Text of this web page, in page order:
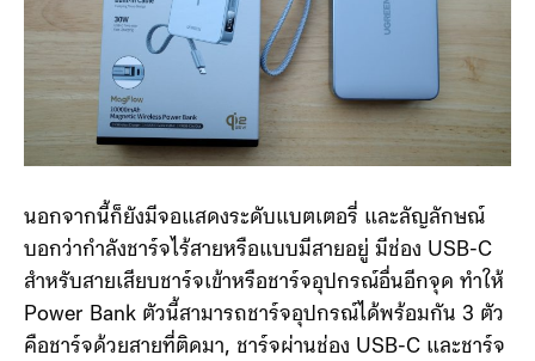
นอกจากนี้ก็ยังมีจอแสดงระดับแบตเตอรี่ และลัญลักษณ์
บอกว่ากำลังชาร์จไร้สายหรือแบบมีสายอยู่ มีช่อง USB-C
สำหรับสายเสียบชาร์จเข้าหรือชาร์จอุปกรณ์อื่นอีกจุด ทำให้
Power Bank ตัวนี้สามารถชาร์จอุปกรณ์ได้พร้อมกัน 3 ตัว
คือชาร์จด้วยสายที่ติดมา, ชาร์จผ่านช่อง USB-C และชาร์จ